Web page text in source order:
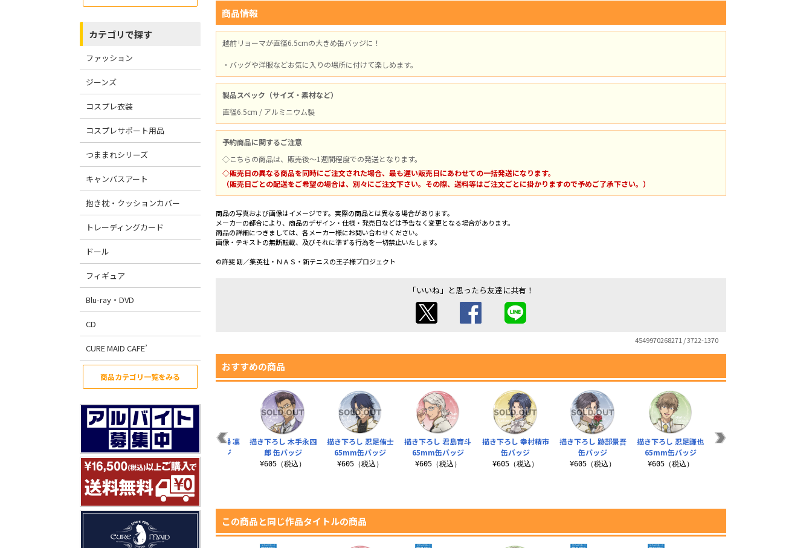
カテゴリで探す
ファッション
ジーンズ
コスプレ衣装
コスプレサポート用品
つままれシリーズ
キャンバスアート
抱き枕・クッションカバー
トレーディングカード
ドール
フィギュア
Blu-ray・DVD
CD
CURE MAID CAFE’
商品カテゴリ一覧をみる
商品情報
越前リョーマが直径6.5cmの大きめ缶バッジに！
・バッグや洋服などお気に入りの場所に付けて楽しめます。
製品スペック（サイズ・素材など）
直径6.5cm / アルミニウム製
予約商品に関するご注意
◇こちらの商品は、販売後～1週間程度での発送となります。
◇販売日の異なる商品を同時にご注文された場合、最も遅い販売日にあわせての一括発送になります。
（販売日ごとの配送をご希望の場合は、別々にご注文下さい。その際、送料等はご注文ごとに掛かりますので予めご了承下さい。）
商品の写真および画像はイメージです。実際の商品とは異なる場合があります。
メーカーの都合により、商品のデザイン・仕様・発売日などは予告なく変更となる場合があります。
商品の詳細につきましては、各メーカー様にお問い合わせください。
画像・テキストの無断転載、及びそれに準ずる行為を一切禁止いたします。
©許斐 剛／集英社・ＮＡＳ・新テニスの王子様プロジェクト
「いいね」と思ったら友達に共有！
4549970268271 / 3722-1370
おすすめの商品
描き下ろし 君島育斗
65mm缶バッジ
¥605（税込）
描き下ろし 幸村精市
缶バッジ
¥605（税込）
描き下ろし 跡部景吾
缶バッジ
¥605（税込）
描き下ろし 忍足謙也
65mm缶バッジ
¥605（税込）
描き下ろし 手塚国光
描き下ろし 仁王雅治
65mm缶バッジ
¥605（税込）
描き下ろし 平古場 凛
65mm缶バッジ
¥605（税込）
描き下ろし 木手永四
郎 缶バッジ
¥605（税込）
描き下ろし 忍足侑士
65mm缶バッジ
¥605（税込）
この商品と同じ作品タイトルの商品